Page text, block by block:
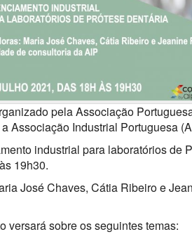
pela Associação
Associação Industrial Portuguesa
industrial para laboratórios de
19h30.
José Chaves, Cátia Ribeiro e
versará sobre os seguintes temas: